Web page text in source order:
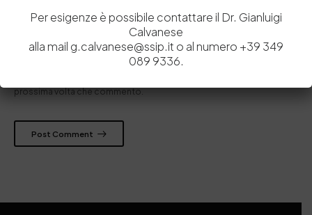
prossima volta che commento.
Post Comment
Per esigenze è possibile contattare il Dr. Gianluigi
Calvanese
alla mail g.calvanese@ssip.it o al numero +39 349
089 9336.